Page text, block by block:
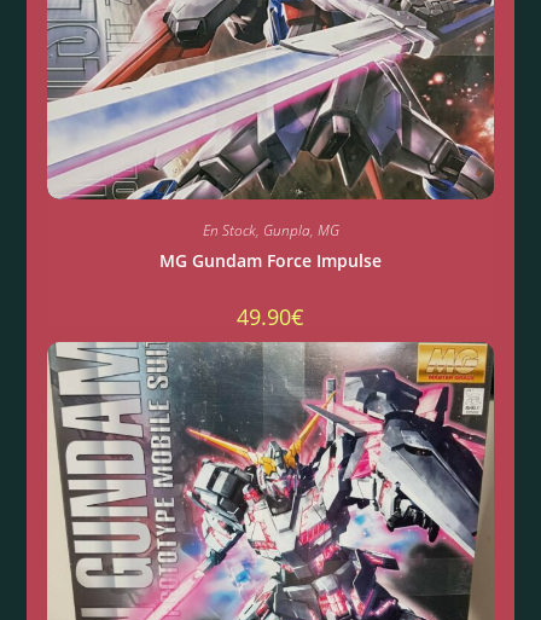
En Stock, Gunpla, MG
MG Gundam Force Impulse
49.90€